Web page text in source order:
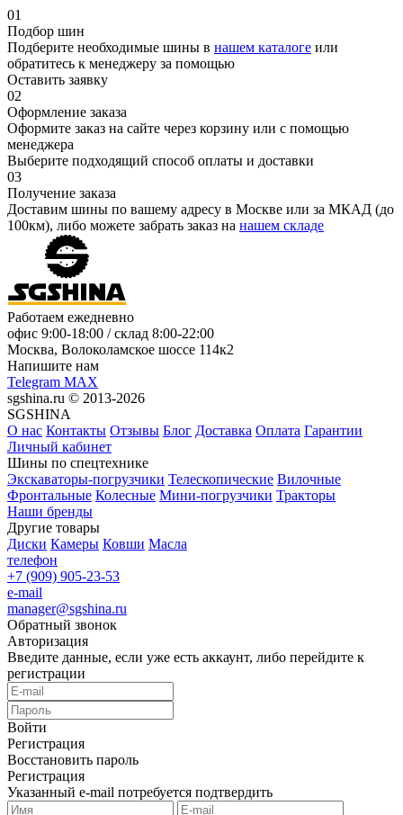
01
Подбор шин
Подберите необходимые шины в нашем каталоге или
обратитесь к менеджеру за помощью
Оставить заявку
02
Оформление заказа
Оформите заказ на сайте через корзину или с помощью
менеджера
Выберите подходящий способ оплаты и доставки
03
Получение заказа
Доставим шины по вашему адресу в Москве или за МКАД (до
100км), либо можете забрать заказ на нашем складе
Работаем ежедневно
офис 9:00-18:00 / склад 8:00-22:00
Москва, Волоколамское шоссе 114к2
Напишите нам
Telegram MAX
sgshina.ru © 2013-2026
SGSHINA
О нас Контакты Отзывы Блог Доставка Оплата Гарантии
Личный кабинет
Шины по спецтехнике
Экскаваторы-погрузчики Телескопические Вилочные
Фронтальные Колесные Мини-погрузчики Тракторы
Наши бренды
Другие товары
Диски Камеры Ковши Масла
телефон
+7 (909) 905-23-53
e-mail
manager@sgshina.ru
Обратный звонок
Авторизация
Введите данные, если уже есть аккаунт, либо перейдите к
регистрации
Войти
Регистрация
Восстановить пароль
Регистрация
Указанный e-mail потребуется подтвердить